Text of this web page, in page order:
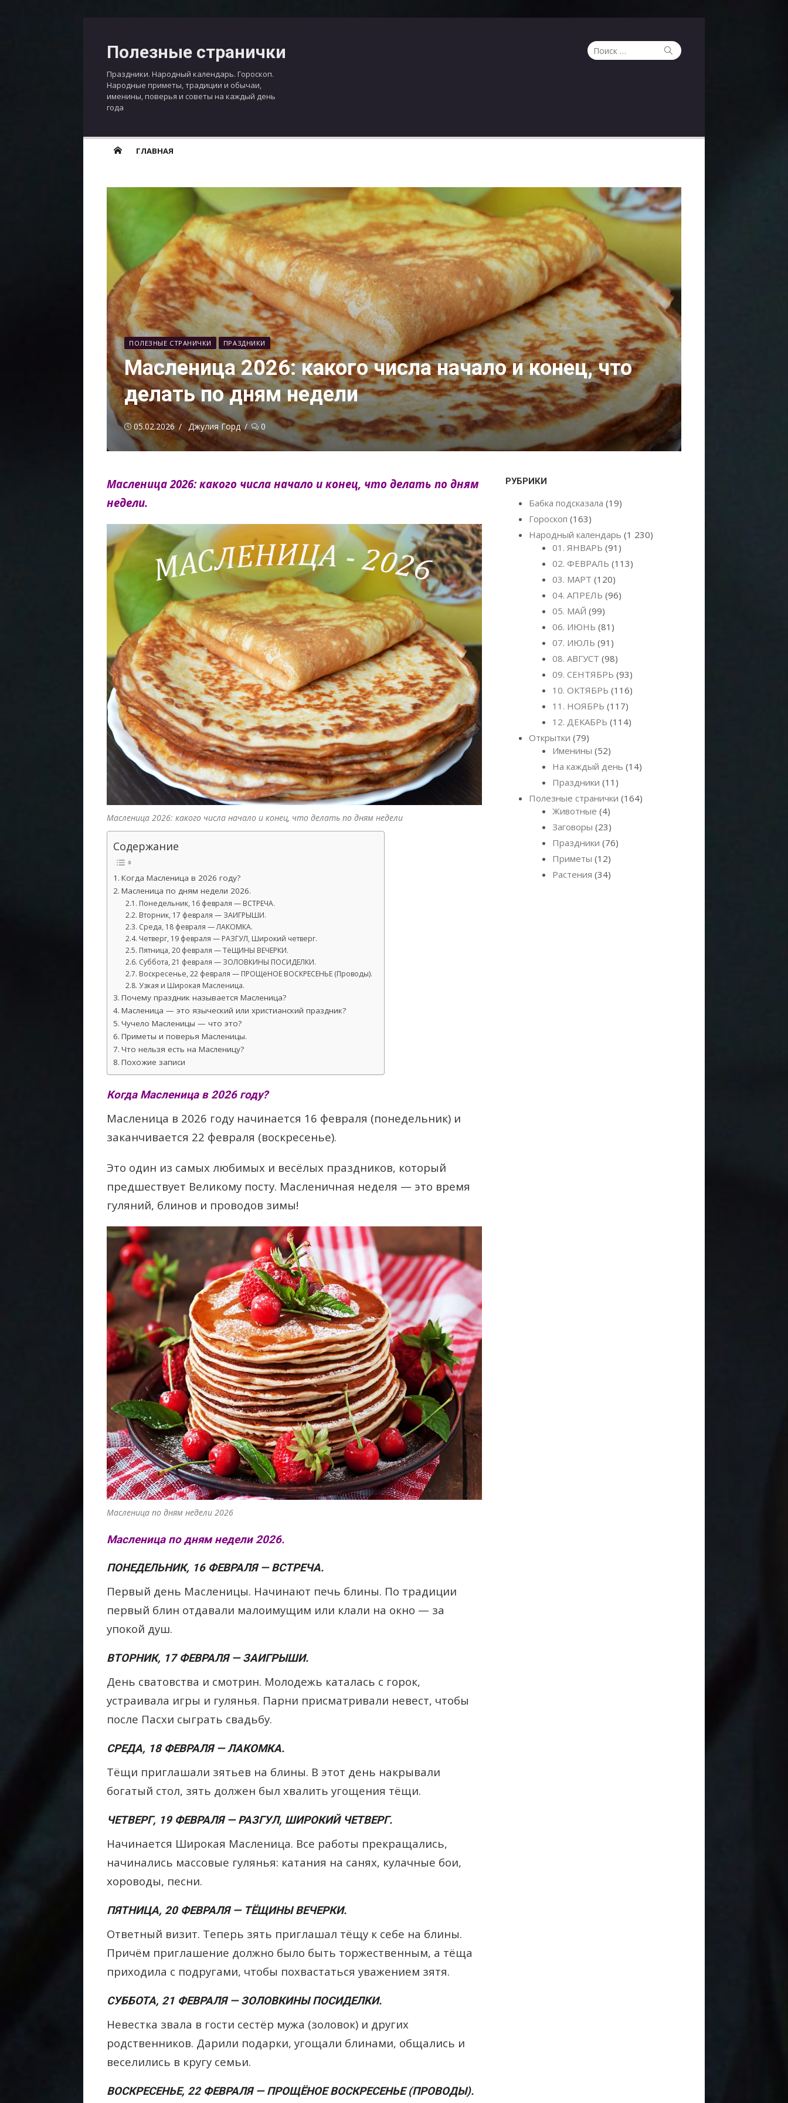
Полезные странички
Праздники. Народный календарь. Гороскоп.
Народные приметы, традиции и обычаи,
именины, поверья и советы на каждый день
года
Поиск
по:
Поиск
ГЛАВНАЯ
ПОЛЕЗНЫЕ СТРАНИЧКИ ПРАЗДНИКИ
Масленица 2026: какого числа начало и конец, что
делать по дням недели
Опубликовано
05.02.2026 Автор
Джулия Горд 0
Масленица 2026: какого числа начало и конец, что делать по дням
недели.
Масленица 2026: какого числа начало и конец, что делать по дням недели
Содержание
Когда Масленица в 2026 году?
Масленица по дням недели 2026.
Понедельник, 16 февраля — ВСТРЕЧА.
Вторник, 17 февраля — ЗАИГРЫШИ.
Среда, 18 февраля — ЛАКОМКА.
Четверг, 19 февраля — РАЗГУЛ, Широкий четверг.
Пятница, 20 февраля — ТёЩИНЫ ВЕЧЕРКИ.
Суббота, 21 февраля — ЗОЛОВКИНЫ ПОСИДЕЛКИ.
Воскресенье, 22 февраля — ПРОЩёНОЕ ВОСКРЕСЕНЬЕ (Проводы).
Узкая и Широкая Масленица.
Почему праздник называется Масленица?
Масленица — это языческий или христианский праздник?
Чучело Масленицы — что это?
Приметы и поверья Масленицы.
Что нельзя есть на Масленицу?
Похожие записи
Когда Масленица в 2026 году?
Масленица в 2026 году начинается 16 февраля (понедельник) и
заканчивается 22 февраля (воскресенье).
Это один из самых любимых и весёлых праздников, который
предшествует Великому посту. Масленичная неделя — это время
гуляний, блинов и проводов зимы!
Масленица по дням недели 2026
Масленица по дням недели 2026.
ПОНЕДЕЛЬНИК, 16 ФЕВРАЛЯ — ВСТРЕЧА.
Первый день Масленицы. Начинают печь блины. По традиции
первый блин отдавали малоимущим или клали на окно — за
упокой душ.
ВТОРНИК, 17 ФЕВРАЛЯ — ЗАИГРЫШИ.
День сватовства и смотрин. Молодежь каталась с горок,
устраивала игры и гулянья. Парни присматривали невест, чтобы
после Пасхи сыграть свадьбу.
СРЕДА, 18 ФЕВРАЛЯ — ЛАКОМКА.
Тёщи приглашали зятьев на блины. В этот день накрывали
богатый стол, зять должен был хвалить угощения тёщи.
ЧЕТВЕРГ, 19 ФЕВРАЛЯ — РАЗГУЛ, ШИРОКИЙ ЧЕТВЕРГ.
Начинается Широкая Масленица. Все работы прекращались,
начинались массовые гулянья: катания на санях, кулачные бои,
хороводы, песни.
ПЯТНИЦА, 20 ФЕВРАЛЯ — ТЁЩИНЫ ВЕЧЕРКИ.
Ответный визит. Теперь зять приглашал тёщу к себе на блины.
Причём приглашение должно было быть торжественным, а тёща
приходила с подругами, чтобы похвастаться уважением зятя.
СУББОТА, 21 ФЕВРАЛЯ — ЗОЛОВКИНЫ ПОСИДЕЛКИ.
Невестка звала в гости сестёр мужа (золовок) и других
родственников. Дарили подарки, угощали блинами, общались и
веселились в кругу семьи.
ВОСКРЕСЕНЬЕ, 22 ФЕВРАЛЯ — ПРОЩЁНОЕ ВОСКРЕСЕНЬЕ (ПРОВОДЫ).
РУБРИКИ
Бабка подсказала (19)
Гороскоп (163)
Народный календарь (1 230)
01. ЯНВАРЬ (91)
02. ФЕВРАЛЬ (113)
03. МАРТ (120)
04. АПРЕЛЬ (96)
05. МАЙ (99)
06. ИЮНЬ (81)
07. ИЮЛЬ (91)
08. АВГУСТ (98)
09. СЕНТЯБРЬ (93)
10. ОКТЯБРЬ (116)
11. НОЯБРЬ (117)
12. ДЕКАБРЬ (114)
Открытки (79)
Именины (52)
На каждый день (14)
Праздники (11)
Полезные странички (164)
Животные (4)
Заговоры (23)
Праздники (76)
Приметы (12)
Растения (34)